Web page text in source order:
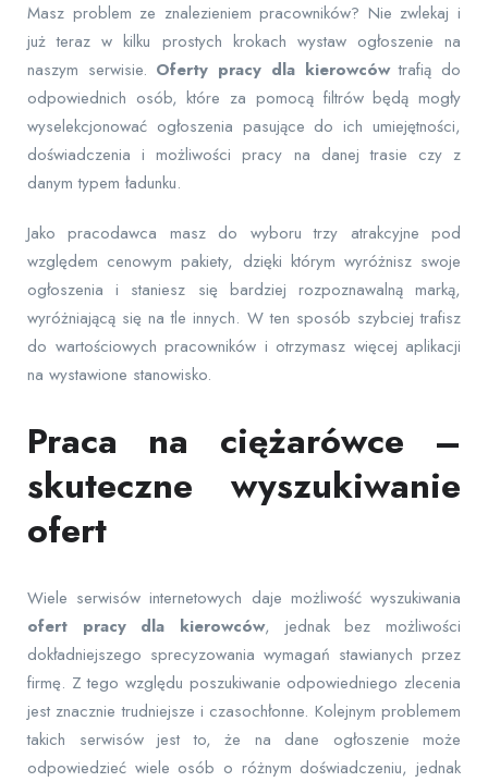
Masz problem ze znalezieniem pracowników? Nie zwlekaj i
już teraz w kilku prostych krokach wystaw ogłoszenie na
naszym serwisie. Oferty pracy dla kierowcówtrafią do
odpowiednich osób, które za pomocą filtrów będą mogły
wyselekcjonować ogłoszenia pasujące do ich umiejętności,
doświadczenia i możliwości pracy na danej trasie czy z
danym typem ładunku.
Jako pracodawca masz do wyboru trzy atrakcyjne pod
względem cenowym pakiety, dzięki którym wyróżnisz swoje
ogłoszenia i staniesz się bardziej rozpoznawalną marką,
wyróżniającą się na tle innych. W ten sposób szybciej trafisz
do wartościowych pracowników i otrzymasz więcej aplikacji
na wystawione stanowisko.
Praca na ciężarówce –
skuteczne wyszukiwanie
ofert
Wiele serwisów internetowych daje możliwość wyszukiwania
ofert pracy dla kierowców, jednak bez możliwości
dokładniejszego sprecyzowania wymagań stawianych przez
firmę. Z tego względu poszukiwanie odpowiedniego zlecenia
jest znacznie trudniejsze i czasochłonne. Kolejnym problemem
takich serwisów jest to, że na dane ogłoszenie może
odpowiedzieć wiele osób o różnym doświadczeniu, jednak